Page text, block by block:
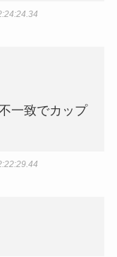
一致でカップ